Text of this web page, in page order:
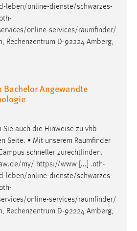
leben/online-dienste/schwarzes-
online-services/raumfinder/
Rechenzentrum D-92224 Amberg,
Bachelor Angewandte
Sie auch die Hinweise zu vhb
Seite. • Mit unserem Raumfinder
schneller zurechtfinden.
my/ https://www [...] .oth-
leben/online-dienste/schwarzes-
online-services/raumfinder/
Rechenzentrum D-92224 Amberg,